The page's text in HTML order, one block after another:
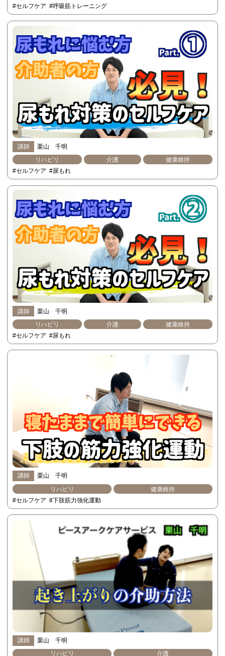
#セルフケア #呼吸筋トレーニング
講師
栗山 千明
リハビリ
介護
健康維持
#セルフケア #尿もれ
講師
栗山 千明
リハビリ
介護
健康維持
#セルフケア #尿もれ
講師
栗山 千明
リハビリ
健康維持
#セルフケア #下肢筋力強化運動
講師
栗山 千明
リハビリ
介護